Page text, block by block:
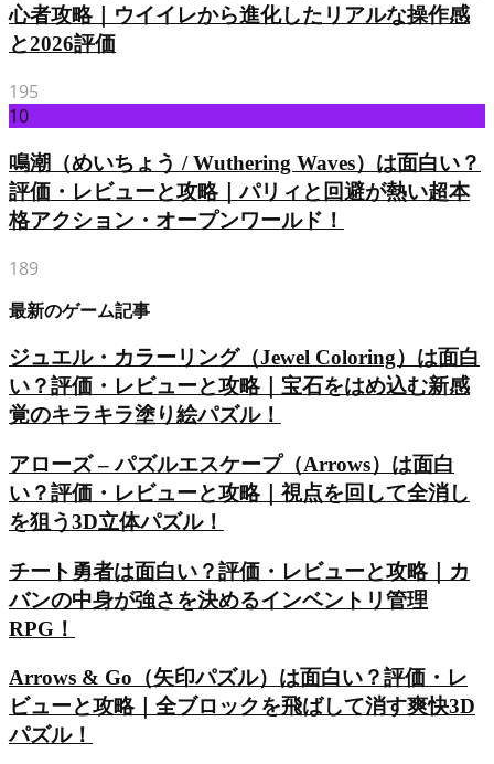
心者攻略｜ウイイレから進化したリアルな操作感
と2026評価
195
10
鳴潮（めいちょう / Wuthering Waves）は面白い？
評価・レビューと攻略｜パリィと回避が熱い超本
格アクション・オープンワールド！
189
最新のゲーム記事
ジュエル・カラーリング（Jewel Coloring）は面白
い？評価・レビューと攻略｜宝石をはめ込む新感
覚のキラキラ塗り絵パズル！
アローズ – パズルエスケープ（Arrows）は面白
い？評価・レビューと攻略｜視点を回して全消し
を狙う3D立体パズル！
チート勇者は面白い？評価・レビューと攻略｜カ
バンの中身が強さを決めるインベントリ管理
RPG！
Arrows & Go（矢印パズル）は面白い？評価・レ
ビューと攻略｜全ブロックを飛ばして消す爽快3D
パズル！